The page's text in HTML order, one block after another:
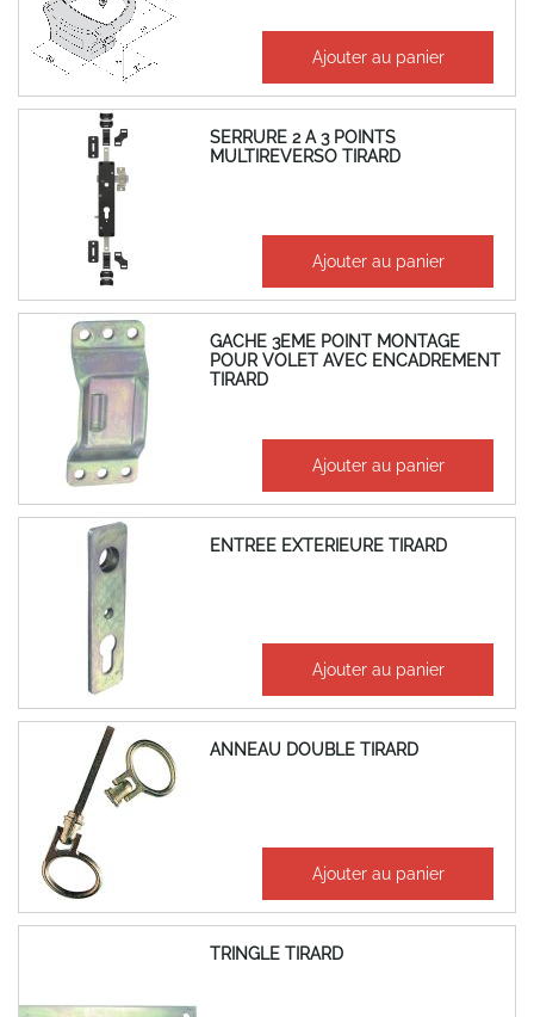
7,96 €
6,63 € Ajouter au panier
SERRURE 2 A 3 POINTS
MULTIREVERSO TIRARD
81,98 € Ajouter au panier
GACHE 3EME POINT MONTAGE
POUR VOLET AVEC ENCADREMENT
TIRARD
3,38 €
2,82 € Ajouter au panier
ENTREE EXTERIEURE TIRARD
18,66 €
Ajouter au panier
ANNEAU DOUBLE TIRARD
47,47 €
39,56 € Ajouter au panier
TRINGLE TIRARD